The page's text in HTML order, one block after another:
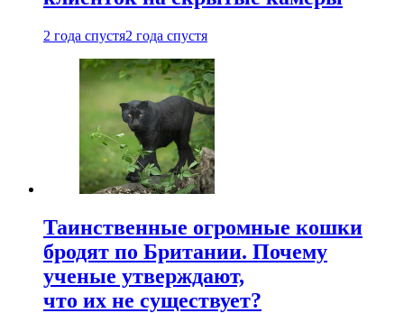
2 года спустя2 года спустя
Таинственные огромные кошки
бродят по Британии. Почему
ученые утверждают,
что их не существует?